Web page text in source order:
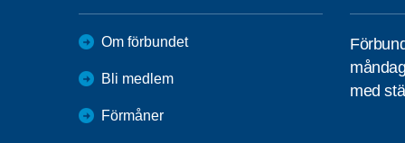
Om förbundet
Bli medlem
Förmåner
med